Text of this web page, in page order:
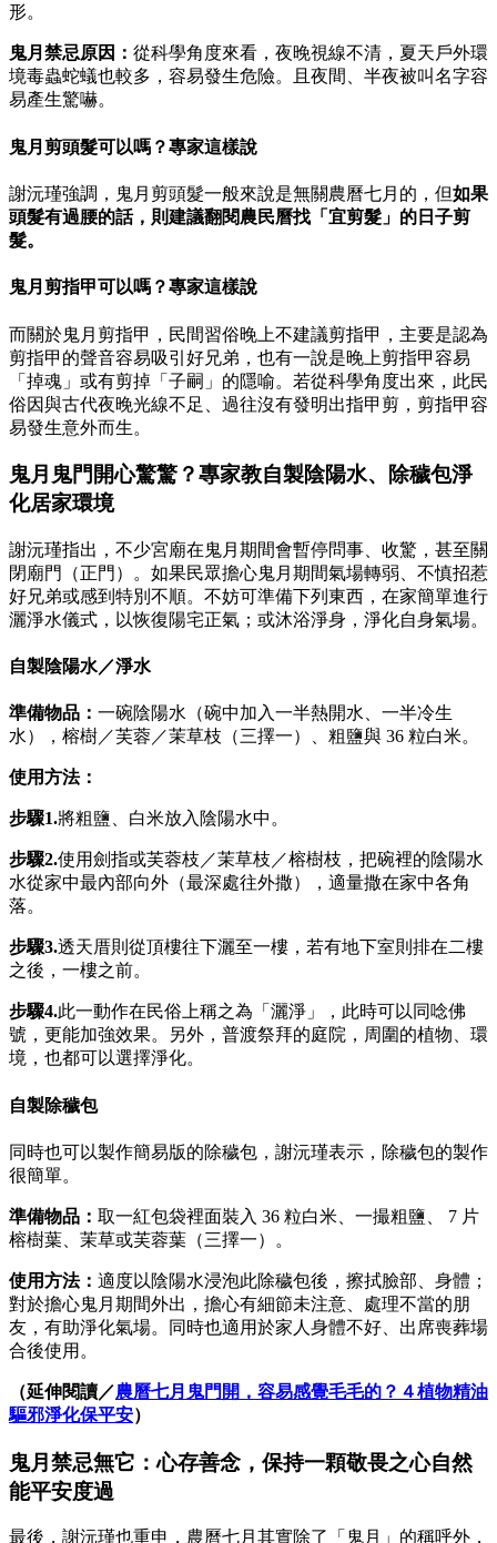
形。
鬼月禁忌原因： 從科學角度來看，夜晚視線不清，夏天戶外環
境毒蟲蛇蟻也較多，容易發生危險。且夜間、半夜被叫名字容
易產生驚嚇。
鬼月剪頭髮可以嗎？專家這樣說
謝沅瑾強調，鬼月剪頭髮一般來說是無關農曆七月的，但如果
頭髮有過腰的話，則建議翻閱農民曆找「宜剪髮」的日子剪
髮。
鬼月剪指甲可以嗎？專家這樣說
而關於鬼月剪指甲，民間習俗晚上不建議剪指甲，主要是認為
剪指甲的聲音容易吸引好兄弟，也有一說是晚上剪指甲容易
「掉魂」或有剪掉「子嗣」的隱喻。若從科學角度出來，此民
俗因與古代夜晚光線不足、過往沒有發明出指甲剪，剪指甲容
易發生意外而生。
鬼月鬼門開心驚驚？專家教自製陰陽水、除穢包淨
化居家環境
謝沅瑾指出，不少宮廟在鬼月期間會暫停問事、收驚，甚至關
閉廟門（正門）。如果民眾擔心鬼月期間氣場轉弱、不慎招惹
好兄弟或感到特別不順。不妨可準備下列東西，在家簡單進行
灑淨水儀式，以恢復陽宅正氣；或沐浴淨身，淨化自身氣場。
自製陰陽水／淨水
準備物品： 一碗陰陽水（碗中加入一半熱開水、一半冷生
水），榕樹／芙蓉／茉草枝（三擇一）、粗鹽與 36 粒白米。
使用方法：
步驟1.將粗鹽、白米放入陰陽水中。
步驟2.使用劍指或芙蓉枝／茉草枝／榕樹枝，把碗裡的陰陽水
水從家中最內部向外（最深處往外撒），適量撒在家中各角
落。
步驟3.透天厝則從頂樓往下灑至一樓，若有地下室則排在二樓
之後，一樓之前。
步驟4.此一動作在民俗上稱之為「灑淨」，此時可以同唸佛
號，更能加強效果。另外，普渡祭拜的庭院，周圍的植物、環
境，也都可以選擇淨化。
自製除穢包
同時也可以製作簡易版的除穢包，謝沅瑾表示，除穢包的製作
很簡單。
準備物品： 取一紅包袋裡面裝入 36 粒白米、一撮粗鹽、 7 片
榕樹葉、茉草或芙蓉葉（三擇一）。
使用方法： 適度以陰陽水浸泡此除穢包後，擦拭臉部、身體；
對於擔心鬼月期間外出，擔心有細節未注意、處理不當的朋
友，有助淨化氣場。同時也適用於家人身體不好、出席喪葬場
合後使用。
（延伸閱讀／農曆七月鬼門開，容易感覺毛毛的？４植物精油
驅邪淨化保平安）
鬼月禁忌無它：心存善念，保持一顆敬畏之心自然
能平安度過
最後，謝沅瑾也重申，農曆七月其實除了「鬼月」的稱呼外，